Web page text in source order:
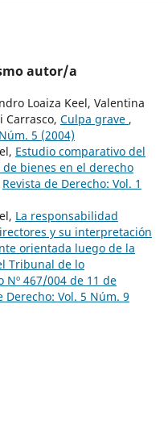
autor/a
Loaiza Keel, Valentina
Carrasco, Culpa grave ,
5 (2004)
Estudio comparativo del
bienes en el derecho
Revista de Derecho: Vol. 1
La responsabilidad
y su interpretación
orientada luego de la
Tribunal de lo
467/004 de 11 de
Derecho: Vol. 5 Núm. 9